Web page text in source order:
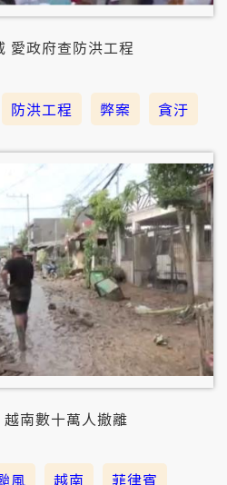
愛政府查防洪工程
防洪工程 弊案 貪汙
越南數十萬人撤離
風 越南 菲律賓